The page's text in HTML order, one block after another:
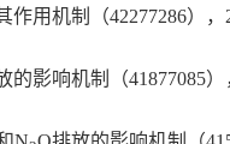
作用机制（42277286），
的影响机制（41877085）